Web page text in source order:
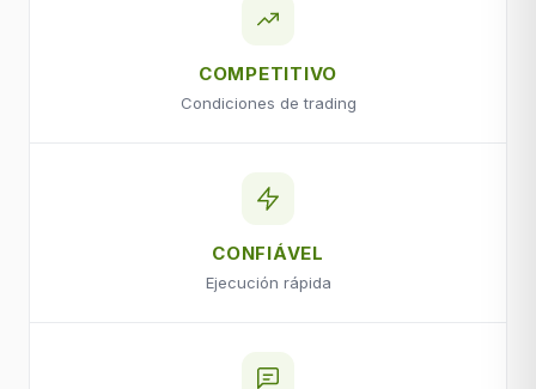
COMPETITIVO
Condiciones de trading
CONFIÁVEL
Ejecución rápida